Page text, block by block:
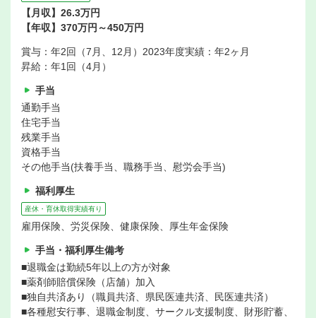
【月収】26.3万円
【年収】370万円～450万円
賞与：年2回（7月、12月）2023年度実績：年2ヶ月
昇給：年1回（4月）
手当
通勤手当
住宅手当
残業手当
資格手当
その他手当(扶養手当、職務手当、慰労会手当)
福利厚生
産休・育休取得実績有り
雇用保険、労災保険、健康保険、厚生年金保険
手当・福利厚生備考
■退職金は勤続5年以上の方が対象
■薬剤師賠償保険（店舗）加入
■独自共済あり（職員共済、県民医連共済、民医連共済）
■各種慰安行事、退職金制度、サークル支援制度、財形貯蓄、